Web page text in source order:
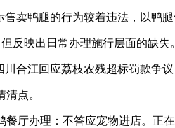
鸭腿的行为较着违法，以鸭腿
映出日常办理施行层面的缺失。
江回应荔枝农残超标罚款争议
点。
办理：不答应宠物进店。正